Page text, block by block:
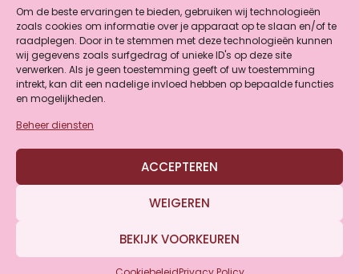
Om de beste ervaringen te bieden, gebruiken wij technologieën
zoals cookies om informatie over je apparaat op te slaan en/of te
raadplegen. Door in te stemmen met deze technologieën kunnen
wij gegevens zoals surfgedrag of unieke ID's op deze site
verwerken. Als je geen toestemming geeft of uw toestemming
intrekt, kan dit een nadelige invloed hebben op bepaalde functies
en mogelijkheden.
Beheer diensten
ACCEPTEREN
WEIGEREN
BEKIJK VOORKEUREN
Shop
Klantenservice
4.9
Gebaseerd op 146 beoordelingen
© Twiggy&James 2026
Privacy & Cookies